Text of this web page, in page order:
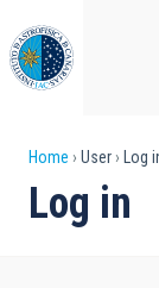
to
main
content
Home User Log
Log in